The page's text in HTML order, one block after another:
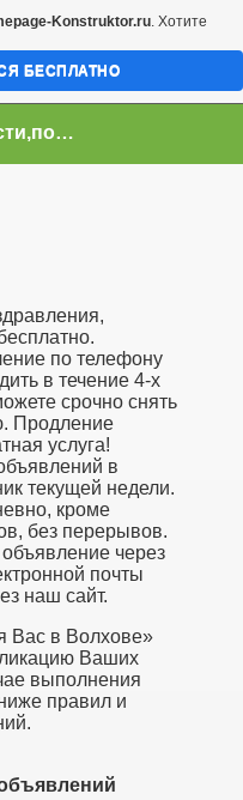
Волхов:новости,погода,афиша в Лен.обл
по телефону
в течение 4-х
срочно снять
Продление
услуга!
в
текущей недели.
кроме
без перерывов.
через
почты
наш сайт.
Вас в Волхове»
Ваших
выполнения
правил и
Konstruktor.ru. Хотите
БЕСПЛАТНО